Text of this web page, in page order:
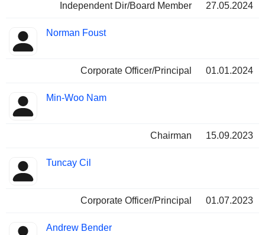
Independent Dir/Board Member
27.05.2024
Norman Foust
Corporate Officer/Principal 01.01.2024
Min-Woo Nam
Chairman 15.09.2023
Tuncay Cil
Corporate Officer/Principal 01.07.2023
Andrew Bender